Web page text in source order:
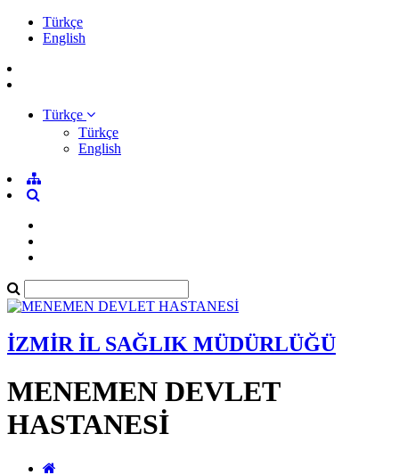
Türkçe
English
Türkçe
Türkçe
English
İZMİR İL SAĞLIK MÜDÜRLÜĞÜ
MENEMEN DEVLET
HASTANESİ